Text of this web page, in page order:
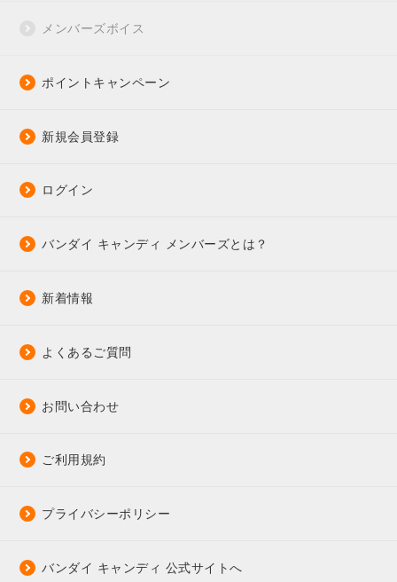
メンバーズボイス
ポイントキャンペーン
新規会員登録
ログイン
バンダイ キャンディ メンバーズとは？
新着情報
よくあるご質問
お問い合わせ
ご利用規約
プライバシーポリシー
バンダイ キャンディ 公式サイトへ